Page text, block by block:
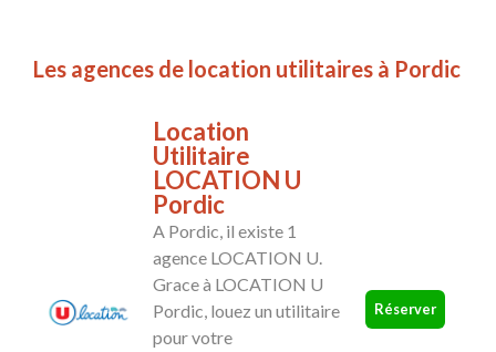
Les agences de location utilitaires à Pordic
Location
Utilitaire
LOCATION U
Pordic
A Pordic, il existe 1
agence LOCATION U.
Grace à LOCATION U
Pordic, louez un utilitaire
pour votre
Réserver